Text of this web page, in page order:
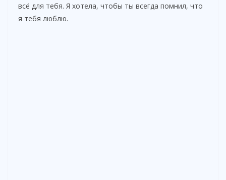
всё для тебя. Я хотела, чтобы ты всегда помнил, что
я тебя люблю.